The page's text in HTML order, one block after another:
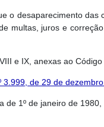
o desaparecimento
multas, juros e
e IX, anexas ao
3.999, de 29 de
de 1º de janeiro de